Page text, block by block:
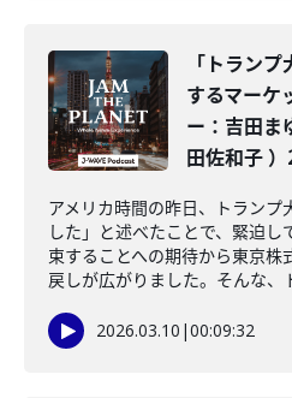
「トラン
するマーケ
ー：吉田ま
田佐和子
アメリカ時間の昨日、トランプ
した」と述べたことで、緊迫
束することへの期待から東京株
戻しが広がりました。そんな、
2026.03.10 |00:09:32